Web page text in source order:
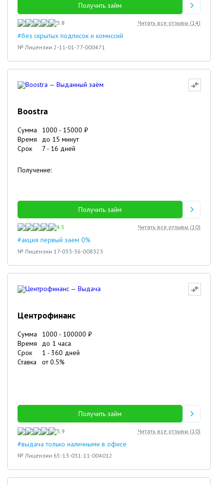
Получить займ
3.8 Читать все отзывы (14)
#без скрытых подписок и комиссий
№ Лицензии 2-11-01-77-000471
Boostra
Сумма 1000 - 15000 ₽
Время
до 15 минут
Срок
7 - 16 дней
Получение:
Получить займ
4.5 Читать все отзывы (10)
#акция первый заем 0%
№ Лицензии 17-033-36-008323
Центрофинанс
Сумма 1000 - 100000 ₽
Время
до 1 часа
Срок
1 - 360 дней
Ставка
от0.5%
Получить займ
3.9 Читать все отзывы (10)
#выдача только наличными в офисе
№ Лицензии 65-13-031-11-004012